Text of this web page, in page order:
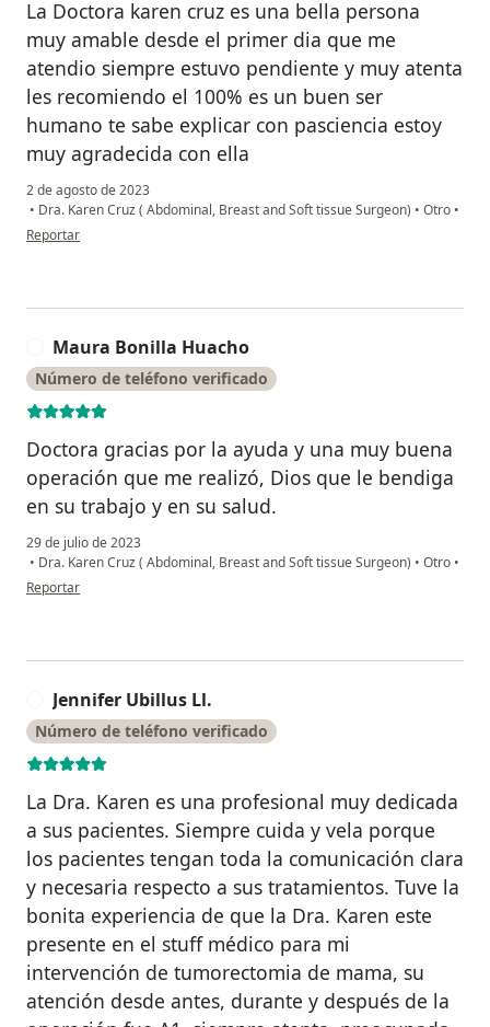
La Doctora karen cruz es una bella persona
muy amable desde el primer dia que me
atendio siempre estuvo pendiente y muy atenta
les recomiendo el 100% es un buen ser
humano te sabe explicar con pasciencia estoy
muy agradecida con ella
2 de agosto de 2023
• Dra. Karen Cruz ( Abdominal, Breast and Soft tissue Surgeon) • Otro •
en opinión del usuario Tania
Reportar
Maura Bonilla Huacho
Número de teléfono verificado
Doctora gracias por la ayuda y una muy buena
operación que me realizó, Dios que le bendiga
en su trabajo y en su salud.
29 de julio de 2023
• Dra. Karen Cruz ( Abdominal, Breast and Soft tissue Surgeon) • Otro •
en opinión del usuario Maura Bonilla Huacho
Reportar
Jennifer Ubillus Ll.
Número de teléfono verificado
La Dra. Karen es una profesional muy dedicada
a sus pacientes. Siempre cuida y vela porque
los pacientes tengan toda la comunicación clara
y necesaria respecto a sus tratamientos. Tuve la
bonita experiencia de que la Dra. Karen este
presente en el stuff médico para mi
intervención de tumorectomia de mama, su
atención desde antes, durante y después de la